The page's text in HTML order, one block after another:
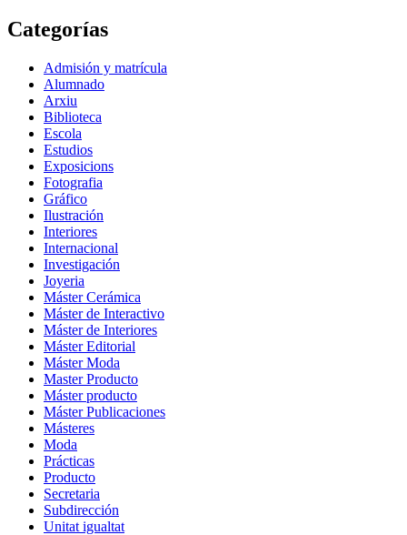
Categorías
Admisión y matrícula
Alumnado
Arxiu
Biblioteca
Escola
Estudios
Exposicions
Fotografia
Gráfico
Ilustración
Interiores
Internacional
Investigación
Joyeria
Máster Cerámica
Máster de Interactivo
Máster de Interiores
Máster Editorial
Máster Moda
Master Producto
Máster producto
Máster Publicaciones
Másteres
Moda
Prácticas
Producto
Secretaria
Subdirección
Unitat igualtat